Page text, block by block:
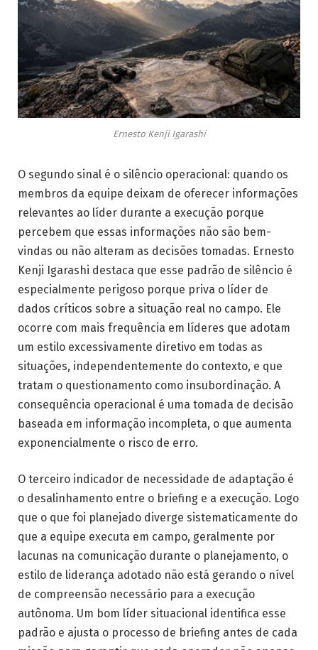
Ernesto Kenji Igarashi
O segundo sinal é o silêncio operacional: quando os
membros da equipe deixam de oferecer informações
relevantes ao líder durante a execução porque
percebem que essas informações não são bem-
vindas ou não alteram as decisões tomadas. Ernesto
Kenji Igarashi destaca que esse padrão de silêncio é
especialmente perigoso porque priva o líder de
dados críticos sobre a situação real no campo. Ele
ocorre com mais frequência em líderes que adotam
um estilo excessivamente diretivo em todas as
situações, independentemente do contexto, e que
tratam o questionamento como insubordinação. A
consequência operacional é uma tomada de decisão
baseada em informação incompleta, o que aumenta
exponencialmente o risco de erro.
O terceiro indicador de necessidade de adaptação é
o desalinhamento entre o briefing e a execução. Logo
que o que foi planejado diverge sistematicamente do
que a equipe executa em campo, geralmente por
lacunas na comunicação durante o planejamento, o
estilo de liderança adotado não está gerando o nível
de compreensão necessário para a execução
autônoma. Um bom líder situacional identifica esse
padrão e ajusta o processo de briefing antes de cada